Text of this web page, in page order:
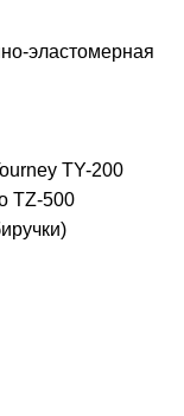
эластомерная
TY-200
TZ-500